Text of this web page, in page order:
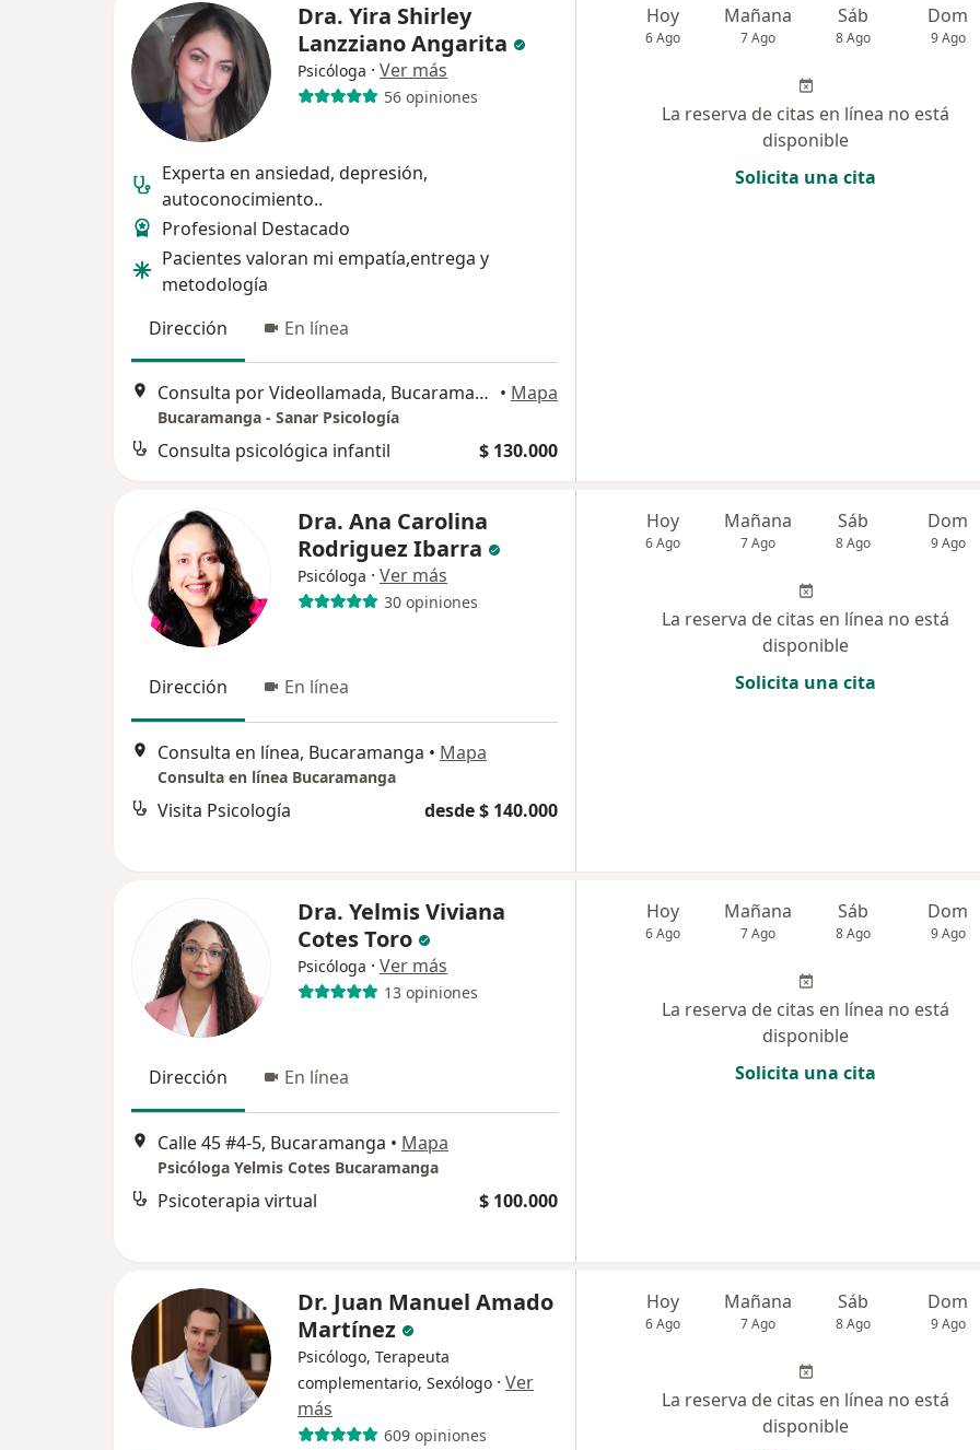
Dra. Yira Shirley
Lanzziano Angarita
Psicóloga · Ver más
56 opiniones
Experta en ansiedad, depresión,
autoconocimiento..
Profesional Destacado
Pacientes valoran mi empatía,entrega y
metodología
Dirección
En línea
Consulta por Videollamada, Bucaramanga • Mapa
Bucaramanga - Sanar Psicología
Consulta psicológica infantil $ 130.000
Hoy
6 Ago
Mañana
7 Ago
Sáb
8 Ago
Dom
9 Ago
La reserva de citas en línea no está
disponible
Solicita una cita
Dra. Ana Carolina
Rodriguez Ibarra
Psicóloga · Ver más
30 opiniones
Dirección En línea
Consulta en línea, Bucaramanga • Mapa
Consulta en línea Bucaramanga
Visita Psicología desde $ 140.000
Hoy
6 Ago
Mañana
7 Ago
Sáb
8 Ago
Dom
9 Ago
La reserva de citas en línea no está
disponible
Solicita una cita
Dra. Yelmis Viviana
Cotes Toro
Psicóloga · Ver más
13 opiniones
Dirección En línea
Calle 45 #4-5, Bucaramanga • Mapa
Psicóloga Yelmis Cotes Bucaramanga
Psicoterapia virtual $ 100.000
Hoy
6 Ago
Mañana
7 Ago
Sáb
8 Ago
Dom
9 Ago
La reserva de citas en línea no está
disponible
Solicita una cita
Dr. Juan Manuel Amado
Martínez
Psicólogo, Terapeuta
complementario, Sexólogo · Ver
más
609 opiniones
Hoy
6 Ago
Mañana
7 Ago
Sáb
8 Ago
Dom
9 Ago
La reserva de citas en línea no está
disponible